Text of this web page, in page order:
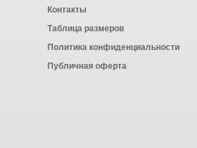
Контакты
Таблица размеров
Политика конфиденциальности
Публичная оферта